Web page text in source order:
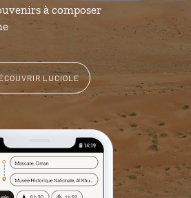
à composer
LUCIOLE